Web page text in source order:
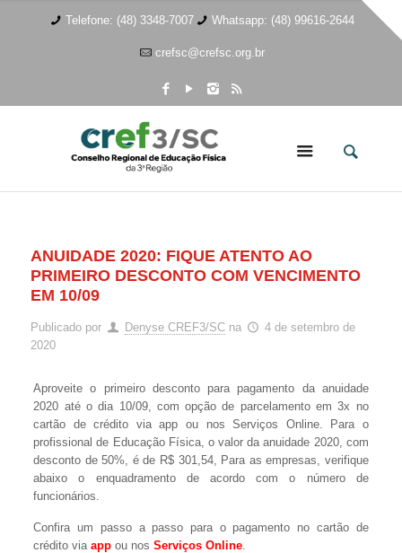
Telefone: (48) 3348-7007 Whatsapp: (48) 99616-2644
crefsc@crefsc.org.br
ANUIDADE 2020: FIQUE ATENTO AO
PRIMEIRO DESCONTO COM VENCIMENTO
EM 10/09
Publicado por Denyse CREF3/SC na
4 de setembro de
2020
Aproveite o primeiro desconto para pagamento da anuidade
2020 até o dia 10/09, com opção de parcelamento em 3x no
cartão de crédito via app ou nos Serviços Online. Para o
profissional de Educação Física, o valor da anuidade 2020, com
desconto de 50%, é de R$ 301,54, Para as empresas, verifique
abaixo o enquadramento de acordo com o número de
funcionários.
Confira um passo a passo para o pagamento no cartão de
crédito viaapp ou nosServiços Online.